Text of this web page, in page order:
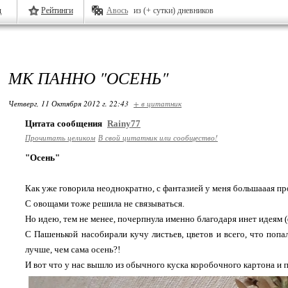
Рейтинги Авось из (+ сутки) дневников
МК ПАННО "ОСЕНЬ"
Четверг, 11 Октября 2012 г. 22:43 + в цитатник
Цитата сообщения Rainy77
Прочитать целиком В свой цитатник или сообщество!
"Осень"
Как уже говорила неоднократно, с фантазией у меня большааая
С овощами тоже решила не связываться.
Но идею, тем не менее, почерпнула именно благодаря инет
С Пашенькой насобирали кучу листьев, цветов и всего, что
лучше, чем сама осень?!
И вот что у нас вышло из обычного куска коробочного картона